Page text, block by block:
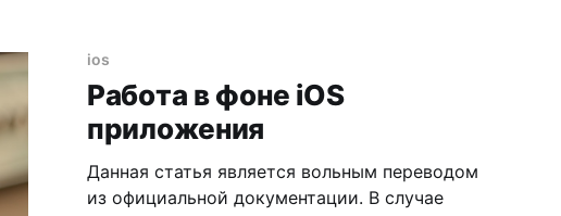
ios
Работа в фоне iOS
приложения
Данная статья является вольным переводом
из официальной документации. В случае